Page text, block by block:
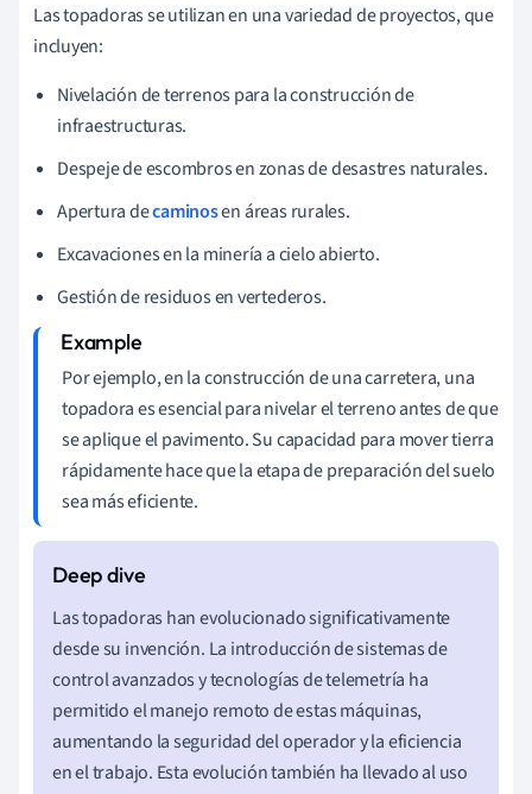
Las topadoras se utilizan en una variedad de proyectos, que
incluyen:
Nivelación de terrenos para la construcción de
infraestructuras.
Despeje de escombros en zonas de desastres naturales.
Apertura decaminosen áreas rurales.
Excavaciones en la minería a cielo abierto.
Gestión de residuos en vertederos.
Por ejemplo, en la construcción de una carretera, una
topadora es esencial para nivelar el terreno antes de que
se aplique el pavimento. Su capacidad para mover tierra
rápidamente hace que la etapa de preparación del suelo
sea más eficiente.
Las topadoras han evolucionado significativamente
desde su invención. La introducción de sistemas de
control avanzados y tecnologías de telemetría ha
permitido el manejo remoto de estas máquinas,
aumentando la seguridad del operador y la eficiencia
en el trabajo. Esta evolución también ha llevado al uso